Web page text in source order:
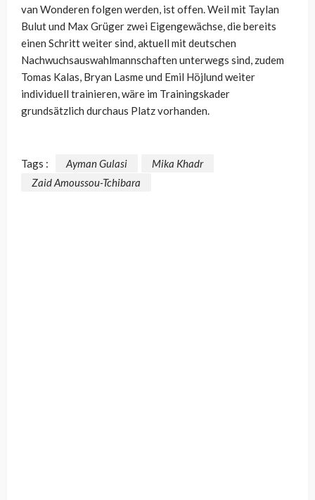
van Wonderen folgen werden, ist offen. Weil mit Taylan
Bulut und Max Grüger zwei Eigengewächse, die bereits
einen Schritt weiter sind, aktuell mit deutschen
Nachwuchsauswahlmannschaften unterwegs sind, zudem
Tomas Kalas, Bryan Lasme und Emil Höjlund weiter
individuell trainieren, wäre im Trainingskader
grundsätzlich durchaus Platz vorhanden.
Tags : Ayman Gulasi
Mika Khadr
Zaid Amoussou-Tchibara